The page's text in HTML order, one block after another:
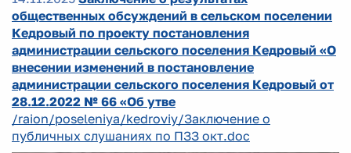
общественных обсуждений в сельском поселении
Кедровый по проекту постановления
администрации сельского поселения Кедровый «О
внесении изменений в постановление
администрации сельского поселения Кедровый от
28.12.2022 № 66 «Об утве
/raion/poseleniya/kedroviy/Заключение о
публичных слушаниях по ПЗЗ окт.doc